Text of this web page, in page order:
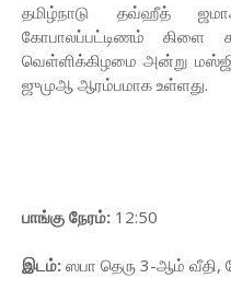
தமிழ்நாடு தவ்ஹீத்
கோபாலப்பட்டிணம் கிளை
வெள்ளிக்கிழமை அன்று
ஜுமுஆ ஆரம்பமாக உள்ளது.
பாங்கு நேரம்: 12:50
இடம்: ஸபா தெரு 3-ஆம் வீதி,